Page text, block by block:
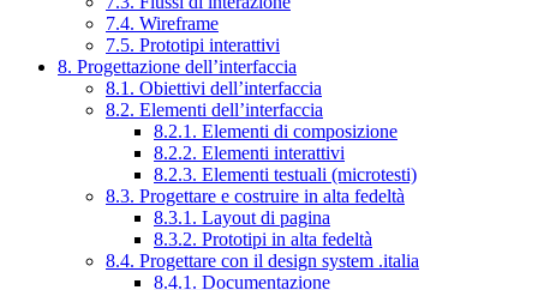
7.4. Wireframe
7.5. Prototipi interattivi
8. Progettazione dell’interfaccia
8.1. Obiettivi dell’interfaccia
8.2. Elementi dell’interfaccia
8.2.1. Elementi di composizione
8.2.2. Elementi interattivi
8.2.3. Elementi testuali (microtesti)
8.3. Progettare e costruire in alta fedeltà
8.3.1. Layout di pagina
8.3.2. Prototipi in alta fedeltà
8.4. Progettare con il design system .italia
8.4.1. Documentazione